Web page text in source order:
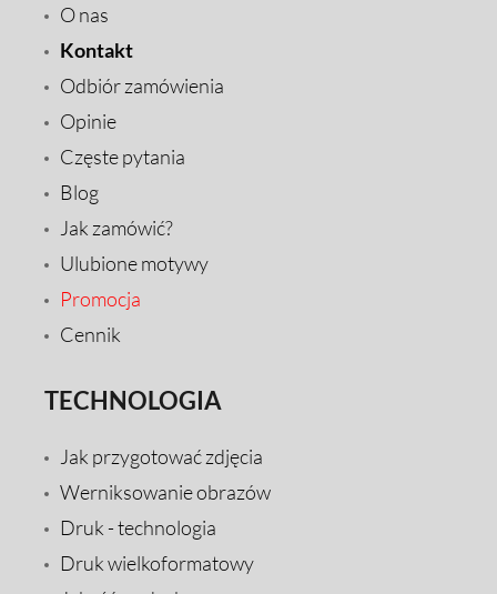
O nas
Kontakt
Odbiór zamówienia
Opinie
Częste pytania
Blog
Jak zamówić?
Ulubione motywy
Promocja
Cennik
TECHNOLOGIA
Jak przygotować zdjęcia
Werniksowanie obrazów
Druk - technologia
Druk wielkoformatowy